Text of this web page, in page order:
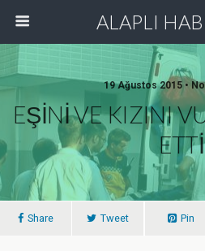
ALAPLI
19 Ağustos 2015 •
EŞİNİ VE KIZINI
ETTİ
Share Tweet Pin